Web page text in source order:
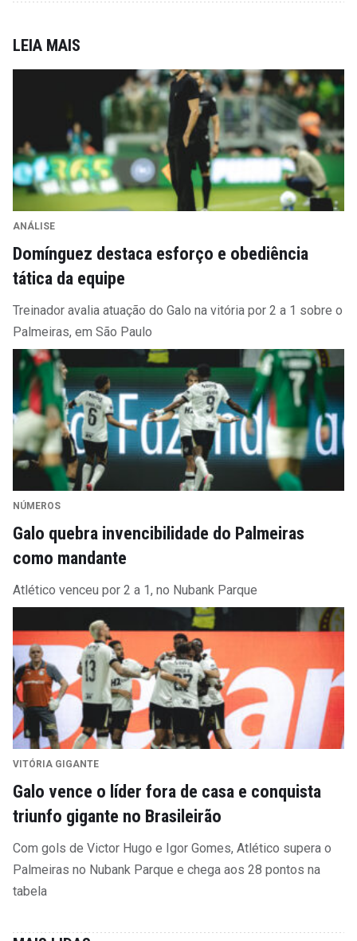
LEIA MAIS
ANÁLISE
Domínguez destaca esforço e obediência
tática da equipe
Treinador avalia atuação do Galo na vitória por 2 a 1 sobre o
Palmeiras, em São Paulo
NÚMEROS
Galo quebra invencibilidade do Palmeiras
como mandante
Atlético venceu por 2 a 1, no Nubank Parque
VITÓRIA GIGANTE
Galo vence o líder fora de casa e conquista
triunfo gigante no Brasileirão
Com gols de Victor Hugo e Igor Gomes, Atlético supera o
Palmeiras no Nubank Parque e chega aos 28 pontos na
tabela